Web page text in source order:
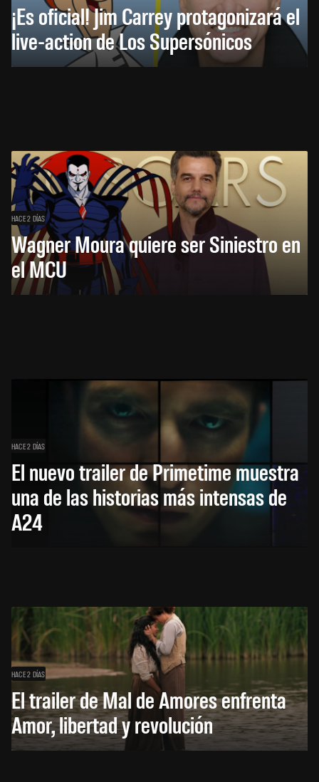
¡Es oficial! Jim Carrey protagonizará el
live-action de Los Supersónicos
HACE 2 DÍAS
Wagner Moura quiere ser Siniestro en
el MCU
HACE 2 DÍAS
El nuevo trailer de Primetime muestra
una de las historias más intensas de
A24
HACE 2 DÍAS
El trailer de Mal de Amores enfrenta
Amor, libertad y revolución